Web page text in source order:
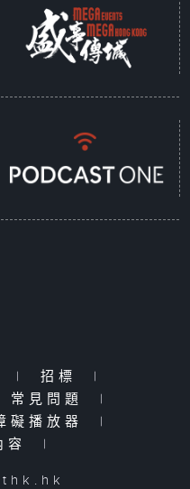
| 招標
|
常見問題
|
礙播放器
|
容
|